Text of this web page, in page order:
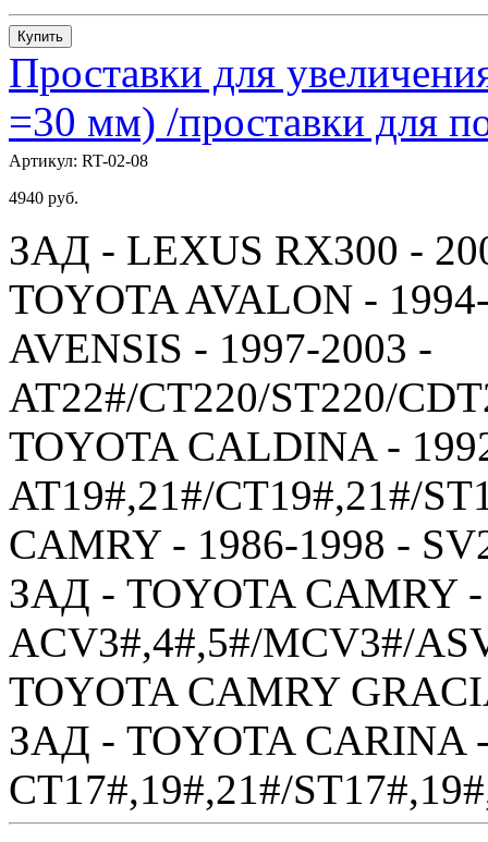
Купить
Проставки для
=30 мм) /проставки для
Артикул: RT-02-08
4940 руб.
ЗАД - LEXUS RX300 -
TOYOTA AVALON -
AVENSIS - 1997-2003 -
AT22#/CT220/ST220/
TOYOTA CALDINA -
AT19#,21#/CT19#,21#/
CAMRY - 1986-1998 -
ЗАД - TOYOTA CAMRY -
ACV3#,4#,5#/MCV3#/
TOYOTA CAMRY
ЗАД - TOYOTA CARINA
CT17#,19#,21#/